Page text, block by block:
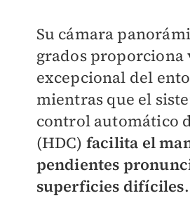
Su cámara
grados
excepcional del
mientras que el
control automático
(HDC) facilita el
pendientes
superficies difíciles.